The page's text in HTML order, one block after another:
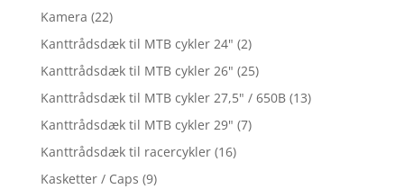
Kamera (22)
Kanttrådsdæk til MTB cykler 24" (2)
Kanttrådsdæk til MTB cykler 26" (25)
Kanttrådsdæk til MTB cykler 27,5" / 650B (13)
Kanttrådsdæk til MTB cykler 29" (7)
Kanttrådsdæk til racercykler (16)
Kasketter / Caps (9)